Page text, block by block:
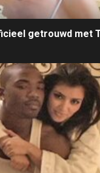
getrouwd met